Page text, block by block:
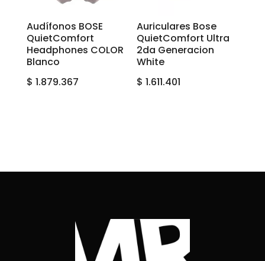
Audífonos BOSE
QuietComfort
Headphones COLOR
Blanco
$ 1.879.367
Auriculares Bose
QuietComfort Ultra
2da Generacion
White
$ 1.611.401